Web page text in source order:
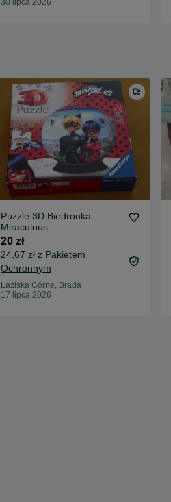
30 lipca 2026
Puzzle 3D Biedronka
Miraculous
20 zł
24,67 zł z Pakietem
Ochronnym
Łaziska Górne, Brada
17 lipca 2026